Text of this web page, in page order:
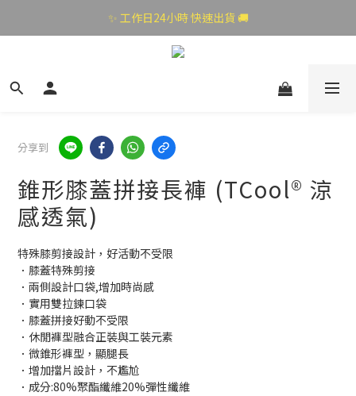
✨ 工作日24小時 快速出貨 🚚
分享到
錐形膝蓋拼接長褲 (TCool® 涼
感透氣)
特殊膝剪接設計，好活動不受限
．膝蓋特殊剪接
．兩側設計口袋,增加時尚感
．實用雙拉鍊口袋
．膝蓋拼接好動不受限
．休閒褲型融合正裝與工裝元素
．微錐形褲型，顯腿長
．增加擋片設計，不尷尬
．成分:80%聚酯纖維20%彈性纖維